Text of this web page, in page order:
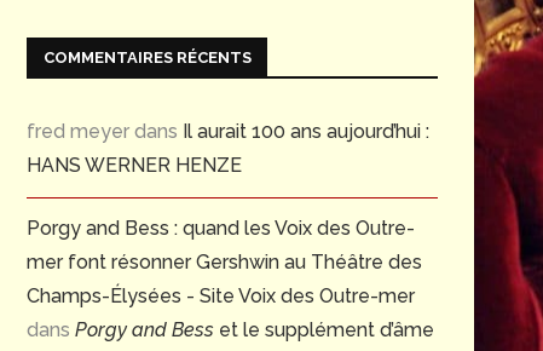
COMMENTAIRES RÉCENTS
fred meyer dans Il aurait 100 ans aujourd’hui :
HANS WERNER HENZE
Porgy and Bess : quand les Voix des Outre-
mer font résonner Gershwin au Théâtre des
Champs-Élysées - Site Voix des Outre-mer
dans Porgy and Bess et le supplément d’âme